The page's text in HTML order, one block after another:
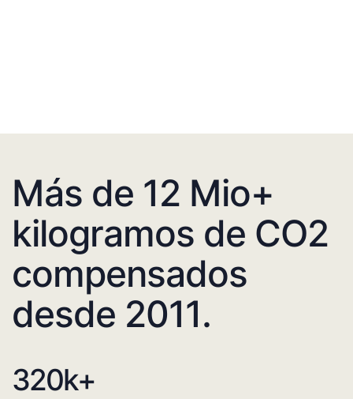
Más de 12 Mio+
kilogramos de CO2
compensados
desde 2011.
320k+